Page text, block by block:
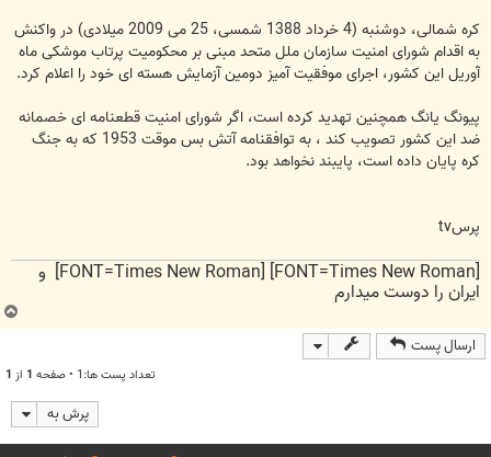
کره شمالی، دوشنبه (4 خرداد 1388 شمسی، 25 می 2009 میلادی) در واکنش
به اقدام شورای امنیت سازمان ملل متحد مبنی بر محکومیت پرتاب موشکی ماه
آوریل این کشور، اجرای موفقیت آمیز دومین آزمایش هسته ای خود را اعلام کرد.
پیونگ یانگ همچنین تهدید کرده است، اگر شورای امنیت قطعنامه ای خصمانه
ضد این کشور تصویب کند ، به توافقنامه آتش بس موقت 1953 که به جنگ
کره پایان داده است، پایبند نخواهد بود.
پرسtv
[FONT=Times New Roman] [FONT=Times New Roman] و
ایران را دوست میدارم
ارسال پست
تعداد پست ها:1 • صفحه 1 از 1
پرش به